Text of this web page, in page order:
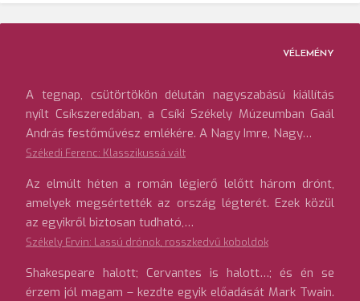
VÉLEMÉNY
A tegnap, csütörtökön délután nagyszabású kiállítás
nyílt Csíkszeredában, a Csíki Székely Múzeumban Gaál
András festőművész emlékére. A Nagy Imre, Nagy…
Székedi Ferenc: Klasszikussá vált
Az elmúlt héten a román légierő lelőtt három drónt,
amelyek megsértették az ország légterét. Ezek közül
az egyikről biztosan tudható,…
Székely Ervin: Lassú drónok, rosszkedvű koboldok
Shakespeare halott; Cervantes is halott…; és én se
érzem jól magam – kezdte egyik előadását Mark Twain.